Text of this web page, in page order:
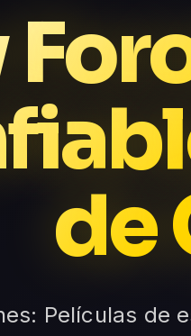
de
Películas de